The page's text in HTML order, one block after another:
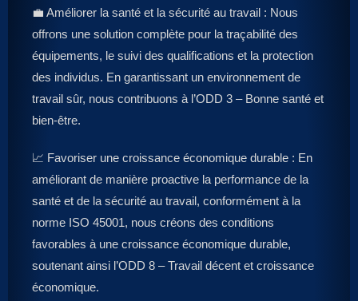
💼 Améliorer la santé et la sécurité au travail : Nous
offrons une solution complète pour la traçabilité des
équipements, le suivi des qualifications et la protection
des individus. En garantissant un environnement de
travail sûr, nous contribuons à l’ODD 3 – Bonne santé et
bien-être.
📈 Favoriser une croissance économique durable : En
améliorant de manière proactive la performance de la
santé et de la sécurité au travail, conformément à la
norme ISO 45001, nous créons des conditions
favorables à une croissance économique durable,
soutenant ainsi l’ODD 8 – Travail décent et croissance
économique.